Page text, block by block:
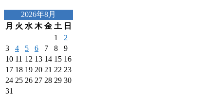
2026年8月
月 火 水 木 金 土 日
1
2
3
4 5 6 7 8
9
10 11 12 13 14 15 16
17 18 19 20 21 22 23
24 25 26 27 28 29 30
31